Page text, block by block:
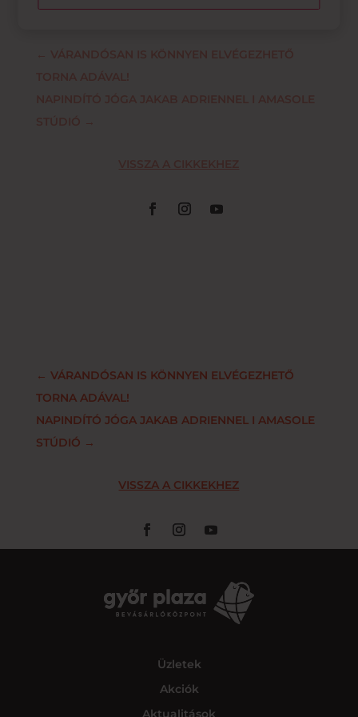
← VÁRANDÓSAN IS KÖNNYEN ELVÉGEZHETŐ
TORNA ADÁVAL!
NAPINDÍTÓ JÓGA JAKAB ADRIENNEL I AMASOLE
STÚDIÓ →
VISSZA A CIKKEKHEZ
Üzletek
Akciók
Aktualitások